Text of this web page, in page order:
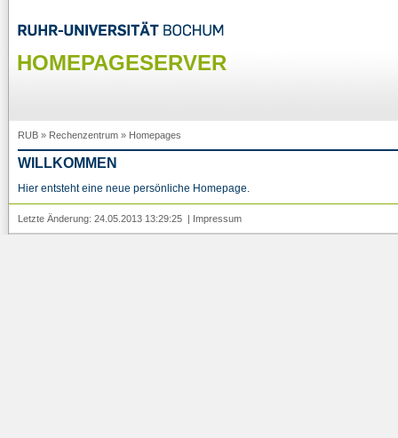
HOMEPAGESERVER
RUB » Rechenzentrum » Homepages
WILLKOMMEN
Hier entsteht eine neue persönliche Homepage.
Letzte Änderung: 24.05.2013 13:29:25 | Impressum